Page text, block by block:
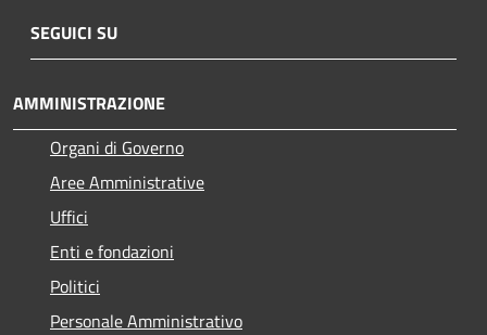
SEGUICI SU
AMMINISTRAZIONE
Organi di Governo
Aree Amministrative
Uffici
Enti e fondazioni
Politici
Personale Amministrativo